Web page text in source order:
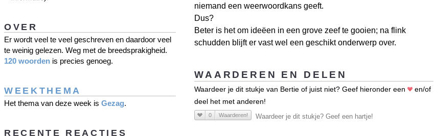
niemand een weerwoordkans geeft.
Dus?
Beter is het om ideëen in een grove zeef te gooien; na flink
schudden blijft er vast wel een geschikt onderwerp over.
WAARDEREN EN DELEN
Waardeer je dit stukje van Bertie of juist niet? Geef hieronder een
en/of
deel het met anderen!
0 Waarderen! Waardeer je dit stukje? Geef een hartje!
OVER
Er wordt veel te veel geschreven en daardoor veel
te weinig gelezen. Weg met de breedsprakigheid.
120 woorden is precies genoeg.
WEEKTHEMA
Het thema van deze week is Gezag.
RECENTE REACTIES